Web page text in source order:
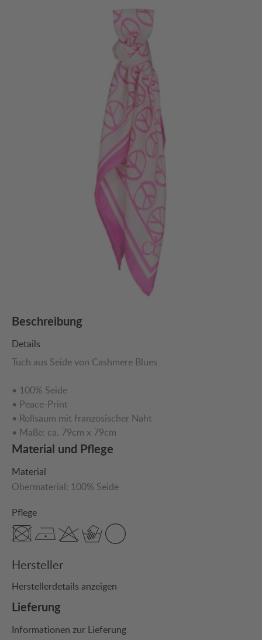
Beschreibung
Details
Tuch aus Seide von Cashmere Blues
• 100% Seide
• Peace-Print
• Rollsaum mit französischer Naht
• Maße: ca. 79cm x 79cm
Material und Pflege
Material
Obermaterial: 100% Seide
Pflege
Hersteller
Herstellerdetails anzeigen
Lieferung
Informationen zur Lieferung